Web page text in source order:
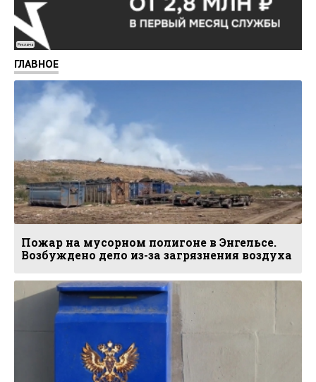
Реклама
ГЛАВНОЕ
Пожар на мусорном полигоне в Энгельсе.
Возбуждено дело из-за загрязнения воздуха